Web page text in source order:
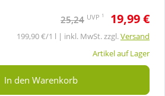
25,24 UVP 1 19,99 €
199,90 €/1 l | inkl. MwSt. zzgl.Versand
Artikel auf Lager
In den Warenkorb